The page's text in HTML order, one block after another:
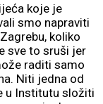
koje je
smo napraviti
koliko
sve to sruši jer
raditi samo
Niti jedna od
u Institutu složiti